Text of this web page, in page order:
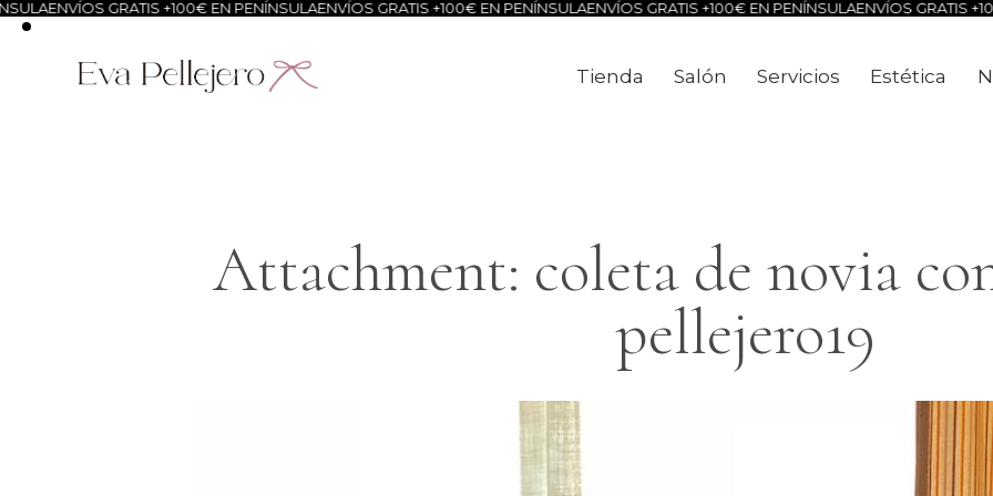
ENVÍOS GRATIS +100€ EN PENÍNSULAENVÍOS GRATIS +100€ EN PENÍNSULAENVÍOS GRATIS +100€ EN PENÍNSULAENVÍOS GRATIS
Tienda Salón Servicios Estética
Attachment: coleta de novia
pellejero19